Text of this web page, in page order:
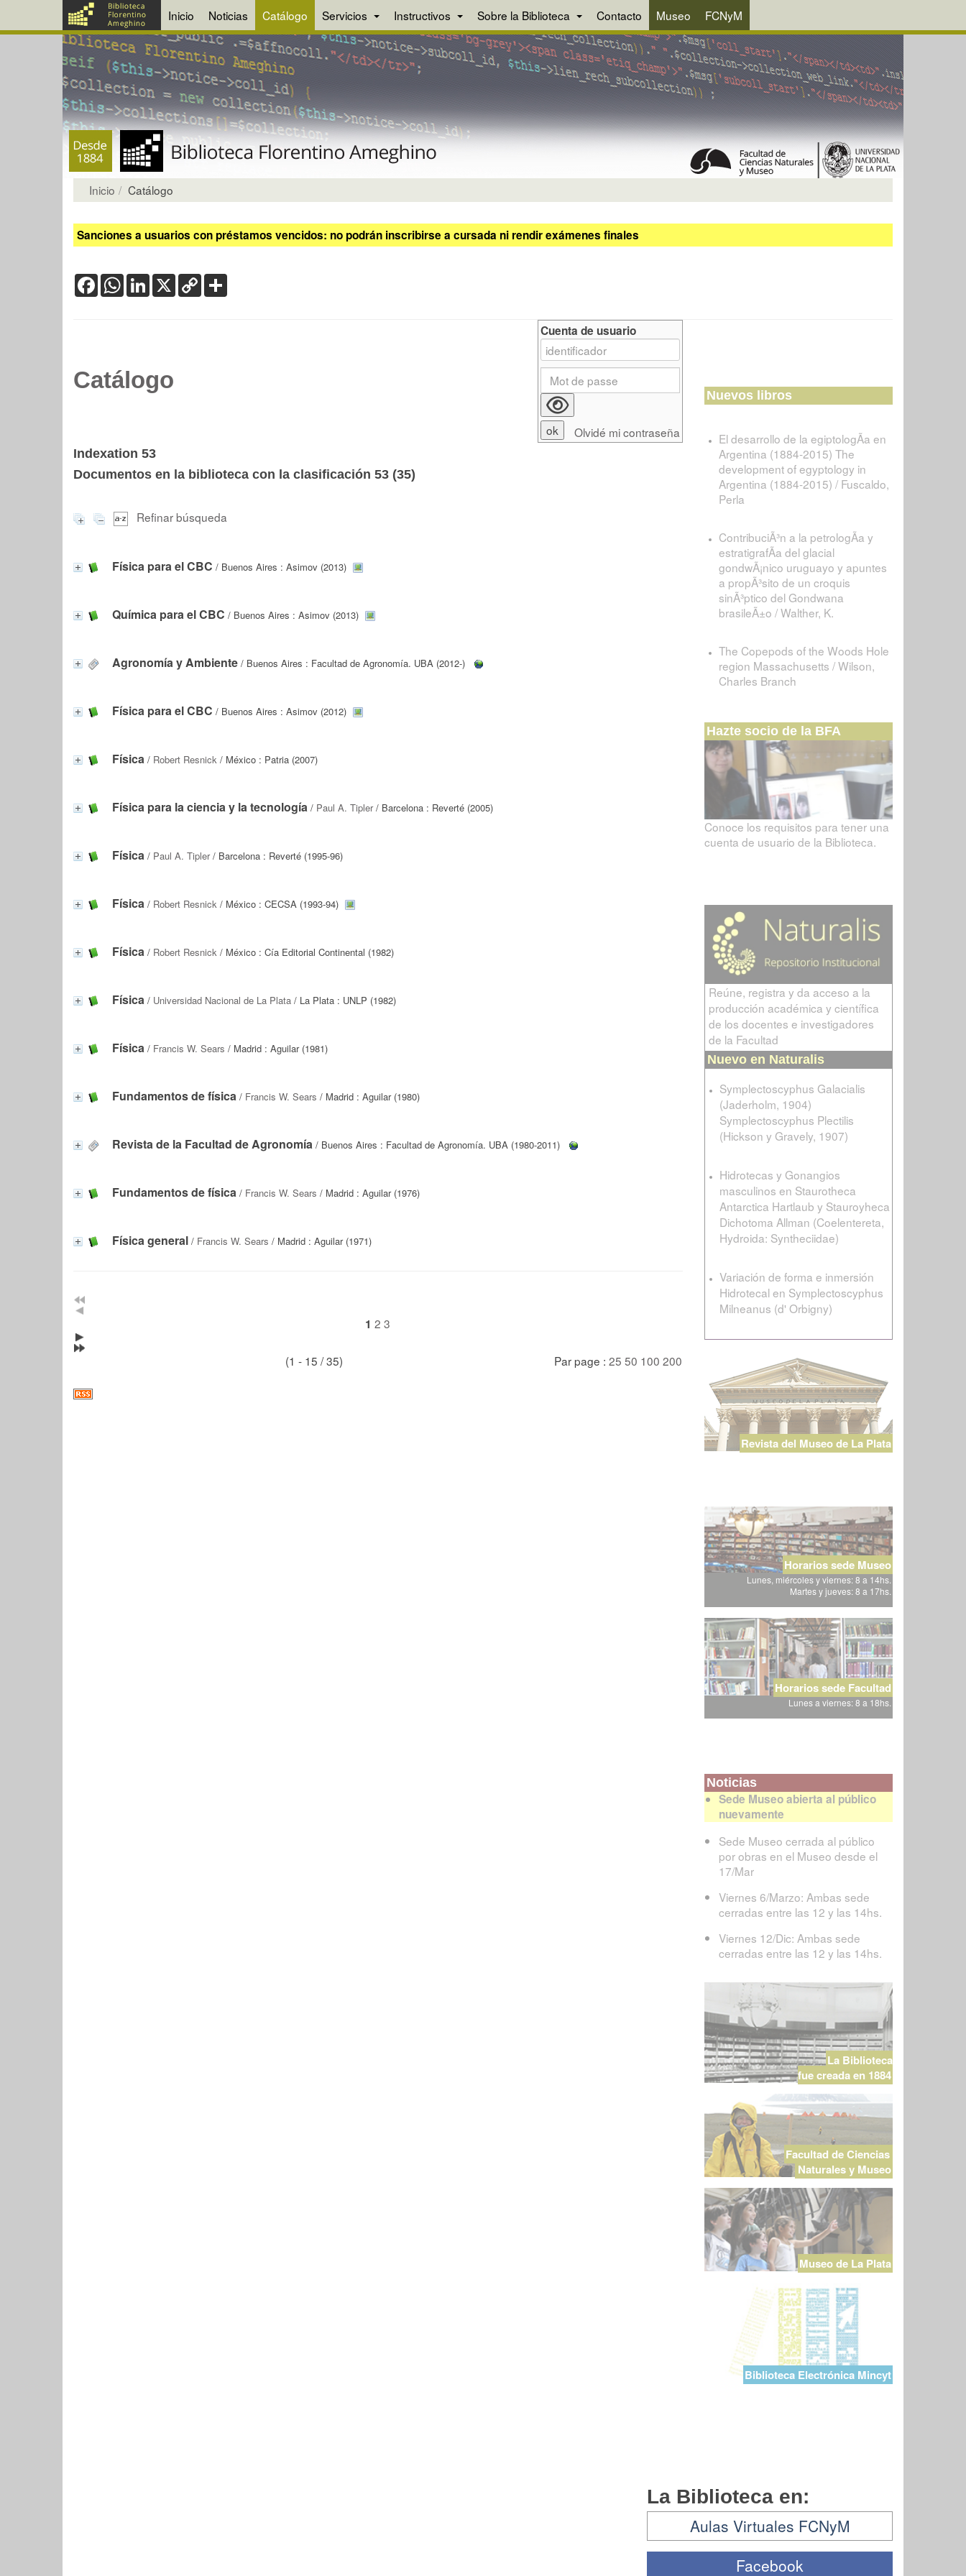
Inicio Noticias Catálogo Servicios Instructivos Sobre la Biblioteca Contacto Museo FCNyM
Inicio Catálogo
Sanciones a usuarios con préstamos vencidos: no podrán inscribirse a cursada ni rendir exámenes finales
FacebookWhatsApp
LinkedIn
X Copy
Link
Catálogo
Indexation 53
Documentos en la biblioteca con la clasificación 53 (35)
Refinar búsqueda
Física para el CBC / Buenos Aires : Asimov (2013)
Química para el CBC / Buenos Aires : Asimov (2013)
Agronomía y Ambiente / Buenos Aires : Facultad de Agronomía. UBA (2012-)
Física para el CBC / Buenos Aires : Asimov (2012)
Física / Robert Resnick / México : Patria (2007)
Física para la ciencia y la tecnología / Paul A. Tipler/ Barcelona : Reverté (2005)
Física / Paul A. Tipler/ Barcelona : Reverté (1995-96)
Física / Robert Resnick / México : CECSA (1993-94)
Física / Robert Resnick / México : Cía Editorial Continental (1982)
Física / Universidad Nacional de La Plata / La Plata : UNLP (1982)
Física / Francis W. Sears / Madrid : Aguilar (1981)
Fundamentos de física / Francis W. Sears / Madrid : Aguilar (1980)
Revista de la Facultad de Agronomía / Buenos Aires : Facultad de Agronomía. UBA (1980-2011)
Fundamentos de física / Francis W. Sears / Madrid : Aguilar (1976)
Física general / Francis W. Sears / Madrid : Aguilar (1971)
1 2 3
(1 - 15 / 35) Par page : 25 50 100 200
Cuenta de usuario
Olvidé mi contraseña
Nuevos libros
El desarrollo de la egiptologÃ­a en
Argentina (1884-2015) The
development of egyptology in
Argentina (1884-2015) / Fuscaldo,
Perla
ContribuciÃ³n a la petrologÃ­a y
estratigrafÃ­a del glacial
gondwÃ¡nico uruguayo y apuntes
a propÃ³sito de un croquis
sinÃ³ptico del Gondwana
brasileÃ±o / Walther, K.
The Copepods of the Woods Hole
region Massachusetts / Wilson,
Charles Branch
Hazte socio de la BFA
Conoce los requisitos para tener una
cuenta de usuario de la Biblioteca.
Reúne, registra y da acceso a la
producción académica y científica
de los docentes e investigadores
de la Facultad
Nuevo en Naturalis
Symplectoscyphus Galacialis
(Jaderholm, 1904)
Symplectoscyphus Plectilis
(Hickson y Gravely, 1907)
Hidrotecas y Gonangios
masculinos en Staurotheca
Antarctica Hartlaub y Stauroyheca
Dichotoma Allman (Coelentereta,
Hydroida: Syntheciidae)
Variación de forma e inmersión
Hidrotecal en Symplectoscyphus
Milneanus (d' Orbigny)
Revista del Museo de La Plata
Horarios sede Museo
Lunes, miércoles y viernes: 8 a 14hs.
Martes y jueves: 8 a 17hs.
Horarios sede Facultad
Lunes a viernes: 8 a 18hs.
Noticias
Sede Museo abierta al público
nuevamente
Sede Museo cerrada al público
por obras en el Museo desde el
17/Mar
Viernes 6/Marzo: Ambas sede
cerradas entre las 12 y las 14hs.
Viernes 12/Dic: Ambas sede
cerradas entre las 12 y las 14hs.
La Biblioteca
fue creada en 1884
Facultad de Ciencias
Naturales y Museo
Museo de La Plata
Biblioteca Electrónica Mincyt
La Biblioteca en:
Aulas Virtuales FCNyM
Facebook